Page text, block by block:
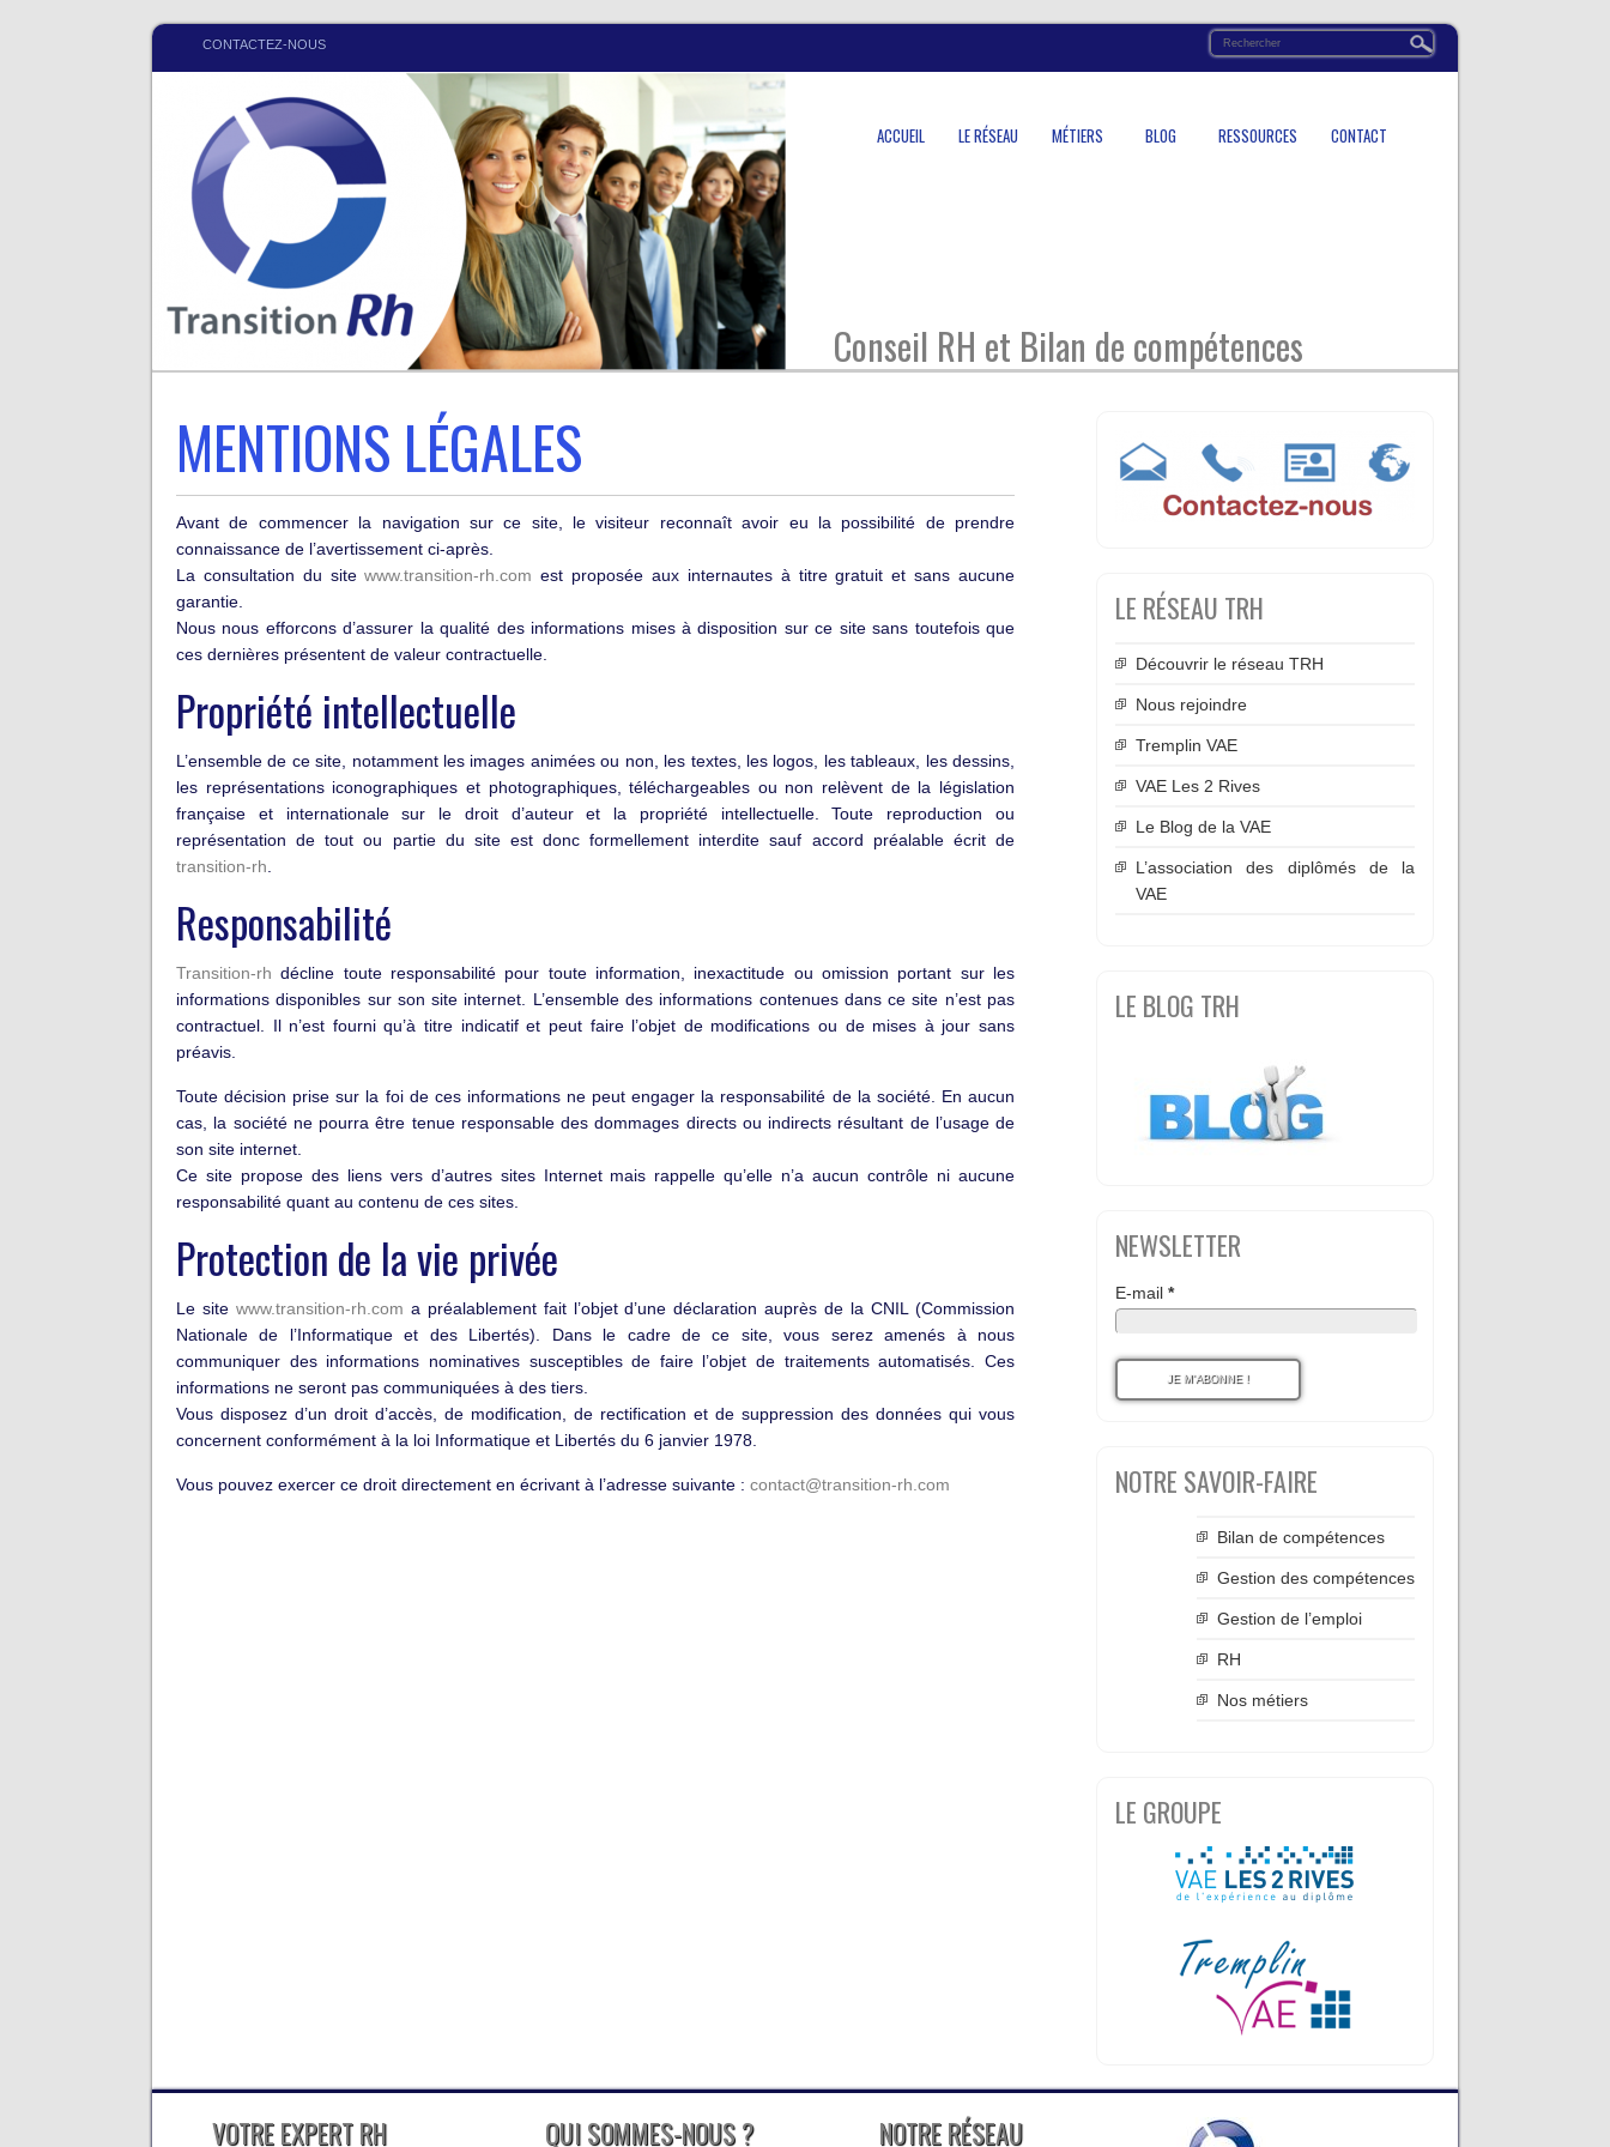
CONTACTEZ-NOUS
ACCUEIL LE RÉSEAU MÉTIERS BLOG RESSOURCES CONTACT
Conseil RH et Bilan de compétences
MENTIONS LÉGALES
Avant de commencer la navigation sur ce site, le visiteur reconnaît avoir eu la possibilité de prendre
connaissance de l’avertissement ci-après.
La consultation du sitewww.transition-rh.com est proposée aux internautes à titre gratuit et sans aucune
garantie.
Nous nous efforcons d’assurer la qualité des informations mises à disposition sur ce site sans toutefois que
ces dernières présentent de valeur contractuelle.
Propriété intellectuelle
L’ensemble de ce site, notamment les images animées ou non, les textes, les logos, les tableaux, les dessins,
les représentations iconographiques et photographiques, téléchargeables ou non relèvent de la législation
française et internationale sur le droit d’auteur et la propriété intellectuelle. Toute reproduction ou
représentation de tout ou partie du site est donc formellement interdite sauf accord préalable écrit de
transition-rh
Responsabilité
Transition-rh décline toute responsabilité pour toute information, inexactitude ou omission portant sur les
informations disponibles sur son site internet. L’ensemble des informations contenues dans ce site n’est pas
contractuel. Il n’est fourni qu’à titre indicatif et peut faire l’objet de modifications ou de mises à jour sans
préavis.
Toute décision prise sur la foi de ces informations ne peut engager la responsabilité de la société. En aucun
cas, la société ne pourra être tenue responsable des dommages directs ou indirects résultant de l’usage de
son site internet.
Ce site propose des liens vers d’autres sites Internet mais rappelle qu’elle n’a aucun contrôle ni aucune
responsabilité quant au contenu de ces sites.
Protection de la vie privée
Le site www.transition-rh.com a préalablement fait l’objet d’une déclaration auprès de la CNIL (Commission
Nationale de l’Informatique et des Libertés). Dans le cadre de ce site, vous serez amenés à nous
communiquer des informations nominatives susceptibles de faire l’objet de traitements automatisés. Ces
informations ne seront pas communiquées à des tiers.
Vous disposez d’un droit d’accès, de modification, de rectification et de suppression des données qui vous
concernent conformément à la loi Informatique et Libertés du 6 janvier 1978.
Vous pouvez exercer ce droit directement en écrivant à l’adresse suivante : contact@transition-rh.com
LE RÉSEAU TRH
Découvrir le réseau TRH
Nous rejoindre
Tremplin VAE
VAE Les 2 Rives
Le Blog de la VAE
L’association des diplômés de la
VAE
LE BLOG TRH
NEWSLETTER
E-mail *
NOTRE SAVOIR-FAIRE
Bilan de compétences
Gestion des compétences
Gestion de l’emploi
RH
Nos métiers
LE GROUPE
VOTRE EXPERT RH QUI SOMMES-NOUS ? NOTRE RÉSEAU